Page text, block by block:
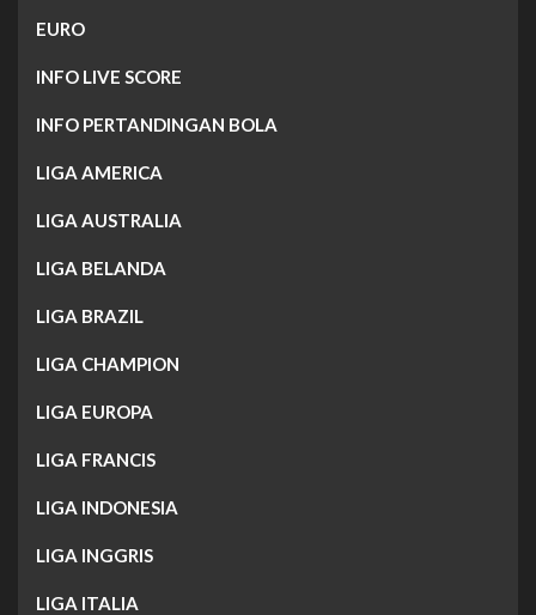
EURO
INFO LIVE SCORE
INFO PERTANDINGAN BOLA
LIGA AMERICA
LIGA AUSTRALIA
LIGA BELANDA
LIGA BRAZIL
LIGA CHAMPION
LIGA EUROPA
LIGA FRANCIS
LIGA INDONESIA
LIGA INGGRIS
LIGA ITALIA